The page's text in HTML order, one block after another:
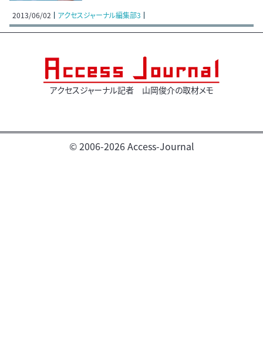
2013/06/02 アクセスジャーナル編集部3
アクセスジャーナル記者 山岡俊介の取材メモ
© 2006-2026 Access-Journal